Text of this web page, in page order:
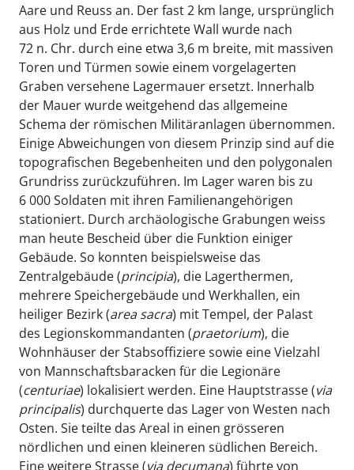
Aare und Reuss an. Der fast 2 km lange, ursprünglich
aus Holz und Erde errichtete Wall wurde nach
72 n. Chr. durch eine etwa 3,6 m breite, mit massiven
Toren und Türmen sowie einem vorgelagerten
Graben versehene Lagermauer ersetzt. Innerhalb
der Mauer wurde weitgehend das allgemeine
Schema der römischen Militäranlagen übernommen.
Einige Abweichungen von diesem Prinzip sind auf die
topografischen Begebenheiten und den polygonalen
Grundriss zurückzuführen. Im Lager waren bis zu
6 000 Soldaten mit ihren Familienangehörigen
stationiert. Durch archäologische Grabungen weiss
man heute Bescheid über die Funktion einiger
Gebäude. So konnten beispielsweise das
Zentralgebäude (principia), die Lagerthermen,
mehrere Speichergebäude und Werkhallen, ein
heiliger Bezirk (area sacra) mit Tempel, der Palast
des Legionskommandanten (praetorium), die
Wohnhäuser der Stabsoffiziere sowie eine Vielzahl
von Mannschaftsbaracken für die Legionäre
(centuriae) lokalisiert werden. Eine Hauptstrasse (via
principalis) durchquerte das Lager von Westen nach
Osten. Sie teilte das Areal in einen grösseren
nördlichen und einen kleineren südlichen Bereich.
Eine weitere Strasse (viadecumana) führte von